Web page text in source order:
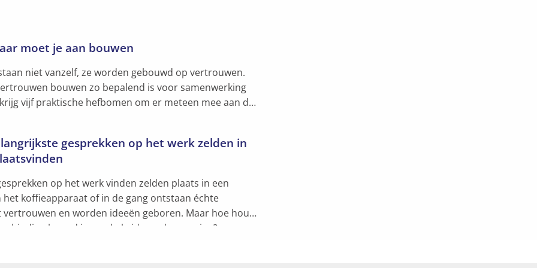
moet je aan bouwen
niet vanzelf, ze worden gebouwd op vertrouwen.
bouwen zo bepalend is voor samenwerking
vijf praktische hefbomen om er meteen mee aan de
gesprekken op het werk zelden in
op het werk vinden zelden plaats in een
het koffieapparaat of in de gang ontstaan échte
vertrouwen en worden ideeën geboren. Maar hoe houd
levend in een hybride werkomgeving?